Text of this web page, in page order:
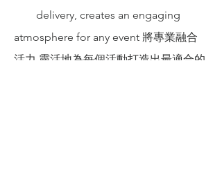
delivery, creates an engaging
atmosphere for any event 將專業融合
活力,靈活地為每個活動打造出最適合的